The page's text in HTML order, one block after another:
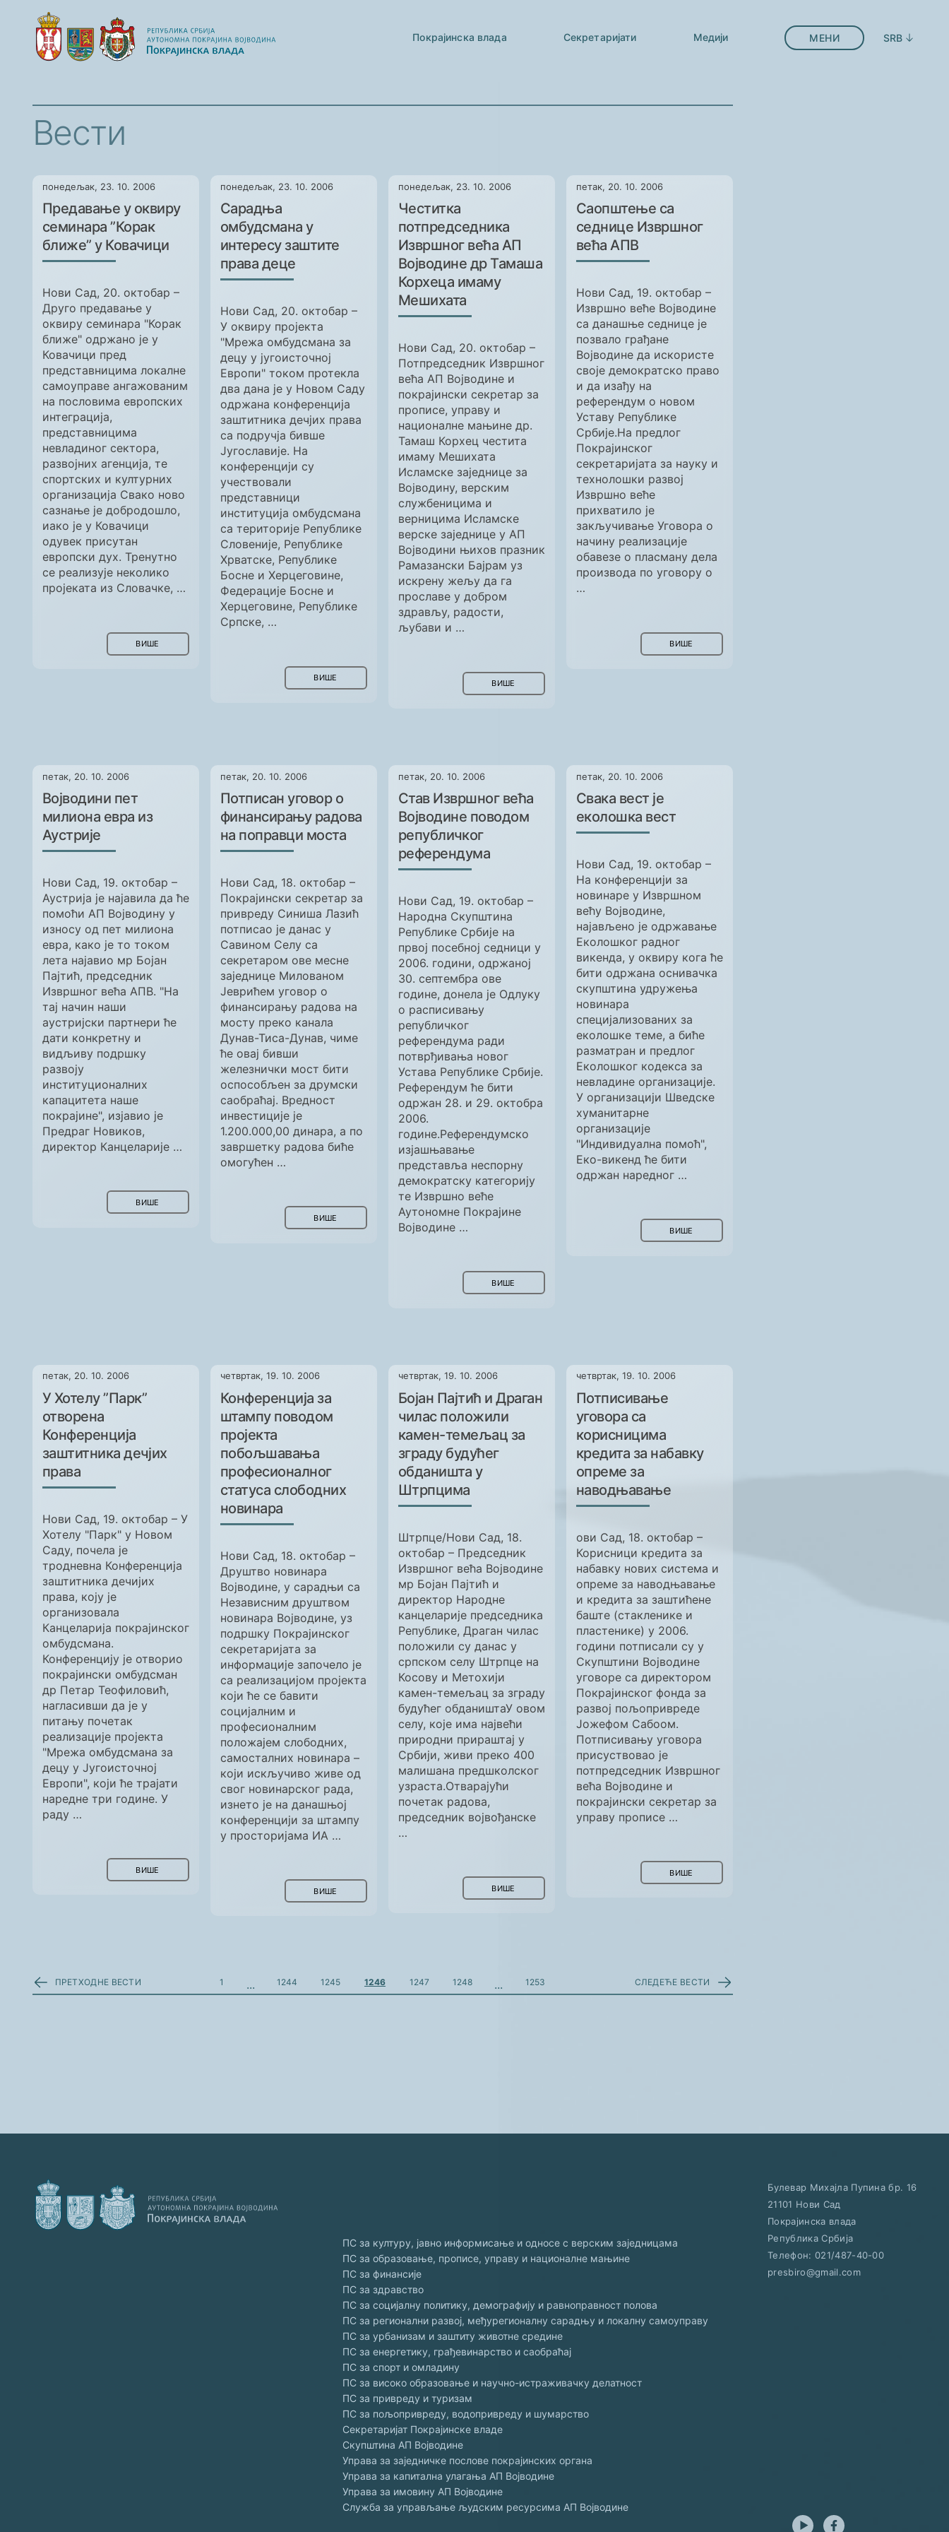
Покрајинска влада Секретаријати Медији МЕНИ SRB
Вести
понедељак, 23. 10. 2006
Предавање у оквиру
семинара ”Корак
ближе” у Ковачици
Нови Сад, 20. октобар –
Друго предавање у
оквиру семинара "Корак
ближе" одржано је у
Ковачици пред
представницима локалне
самоуправе ангажованим
на пословима европских
интеграција,
представницима
невладиног сектора,
развојних агенција, те
спортских и културних
организација Свако ново
сазнање је добродошло,
иако је у Ковачици
одувек присутан
европски дух. Тренутно
се реализује неколико
пројеката из Словачке, …
ВИШЕ
понедељак, 23. 10. 2006
Сарадња
омбудсмана у
интересу заштите
права деце
Нови Сад, 20. октобар –
У оквиру пројекта
"Мрежа омбудсмана за
децу у југоисточној
Европи" током протекла
два дана је у Новом Саду
одржана конференција
заштитника дечјих права
са подручја бивше
Југославије. На
конференцији су
учествовали
представници
институција омбудсмана
са територије Републике
Словеније, Републике
Хрватске, Републике
Босне и Херцеговине,
Федерације Босне и
Херцеговине, Републике
Српске, …
ВИШЕ
понедељак, 23. 10. 2006
Честитка
потпредседника
Извршног већа АП
Војводине др Тамаша
Корхеца имаму
Мешихата
Нови Сад, 20. октобар –
Потпредседник Извршног
већа АП Војводине и
покрајински секретар за
прописе, управу и
националне мањине др.
Тамаш Корхец честита
имаму Мешихата
Исламске заједнице за
Војводину, верским
службеницима и
верницима Исламске
верске заједнице у АП
Војводини њихов празник
Рамазански Бајрам уз
искрену жељу да га
прославе у добром
здрављу, радости,
љубави и …
ВИШЕ
петак, 20. 10. 2006
Саопштење са
седнице Извршног
већа АПВ
Нови Сад, 19. октобар –
Извршно веће Војводине
са данашње седнице је
позвало грађане
Војводине да искористе
своје демократско право
и да изађу на
референдум о новом
Уставу Републике
Србије.На предлог
Покрајинског
секретаријата за науку и
технолошки развој
Извршно веће
прихватило је
закључивање Уговора о
начину реализације
обавезе о пласману дела
производа по уговору о
…
ВИШЕ
петак, 20. 10. 2006
Војводини пет
милиона евра из
Аустрије
Нови Сад, 19. октобар –
Аустрија је најавила да ће
помоћи АП Војводину у
износу од пет милиона
евра, како је то током
лета најавио мр Бојан
Пајтић, председник
Извршног већа АПВ. "На
тај начин наши
аустријски партнери ће
дати конкретну и
видљиву подршку
развоју
институционалних
капацитета наше
покрајине", изјавио је
Предраг Новиков,
директор Канцеларије …
ВИШЕ
петак, 20. 10. 2006
Потписан уговор о
финансирању радова
на поправци моста
Нови Сад, 18. октобар –
Покрајински секретар за
привреду Синиша Лазић
потписао је данас у
Савином Селу са
секретаром ове месне
заједнице Милованом
Јеврићем уговор о
финансирању радова на
мосту преко канала
Дунав-Тиса-Дунав, чиме
ће овај бивши
железнички мост бити
оспособљен за друмски
саобраћај. Вредност
инвестиције је
1.200.000,00 динара, а по
завршетку радова биће
омогућен …
ВИШЕ
петак, 20. 10. 2006
Став Извршног већа
Војводине поводом
републичког
референдума
Нови Сад, 19. октобар –
Народна Скупштина
Републике Србије на
првој посебној седници у
2006. години, одржаној
30. септембра ове
године, донела је Одлуку
о расписивању
републичког
референдума ради
потврђивања новог
Устава Републике Србије.
Референдум ће бити
одржан 28. и 29. октобра
2006.
године.Референдумско
изјашњавање
представља неспорну
демократску категорију
те Извршно веће
Аутономне Покрајине
Војводине …
ВИШЕ
петак, 20. 10. 2006
Свака вест је
еколошка вест
Нови Сад, 19. октобар –
На конференцији за
новинаре у Извршном
већу Војводине,
најављено је одржавање
Еколошког радног
викенда, у оквиру кога ће
бити одржана оснивачка
скупштина удружења
новинара
специјализованих за
еколошке теме, а биће
разматран и предлог
Еколошког кодекса за
невладине организације.
У организацији Шведске
хуманитарне
организације
"Индивидуална помоћ",
Еко-викенд ће бити
одржан наредног …
ВИШЕ
петак, 20. 10. 2006
У Хотелу ”Парк”
отворена
Конференција
заштитника дечјих
права
Нови Сад, 19. октобар – У
Хотелу "Парк" у Новом
Саду, почела је
тродневна Конференција
заштитника дечијих
права, коју је
организовала
Канцеларија покрајинског
омбудсмана.
Конференцију је отворио
покрајински омбудсман
др Петар Теофиловић,
нагласивши да је у
питању почетак
реализације пројекта
"Мрежа омбудсмана за
децу у Југоисточној
Европи", који ће трајати
наредне три године. У
раду …
ВИШЕ
четвртак, 19. 10. 2006
Конференција за
штампу поводом
пројекта
побољшавања
професионалног
статуса слободних
новинара
Нови Сад, 18. октобар –
Друштво новинара
Војводине, у сарадњи са
Независним друштвом
новинара Војводине, уз
подршку Покрајинског
секретаријата за
информације започело је
са реализацијом пројекта
који ће се бавити
социјалним и
професионалним
положајем слободних,
самосталних новинара –
који искључиво живе од
свог новинарског рада,
изнето је на данашњој
конференцији за штампу
у просторијама ИА …
ВИШЕ
четвртак, 19. 10. 2006
Бојан Пајтић и Драган
чилас положили
камен-темељац за
зграду будућег
обданишта у
Штрпцима
Штрпце/Нови Сад, 18.
октобар – Председник
Извршног већа Војводине
мр Бојан Пајтић и
директор Народне
канцеларије председника
Републике, Драган чилас
положили су данас у
српском селу Штрпце на
Косову и Метохији
камен-темељац за зграду
будућег обдаништаУ овом
селу, које има највећи
природни прираштај у
Србији, живи преко 400
малишана предшколског
узраста.Отварајући
почетак радова,
председник војвођанске
…
ВИШЕ
четвртак, 19. 10. 2006
Потписивање
уговора са
корисницима
кредита за набавку
опреме за
наводњавање
ови Сад, 18. октобар –
Корисници кредита за
набавку нових система и
опреме за наводњавање
и кредита за заштићене
баште (стакленике и
пластенике) у 2006.
години потписали су у
Скупштини Војводине
уговоре са директором
Покрајинског фонда за
развој пољопривреде
Јожефом Сабоом.
Потписивању уговора
присуствовао је
потпредседник Извршног
већа Војводине и
покрајински секретар за
управу прописе …
ВИШЕ
ПРЕТХОДНЕ ВЕСТИ 1 ... 1244 1245 1246 1247 1248 ... 1253 СЛЕДЕЋЕ ВЕСТИ
ПС за културу, јавно информисање и односе с верским заједницама
ПС за образовање, прописе, управу и националне мањине
ПС за финансије
ПС за здравство
ПС за социјалну политику, демографију и равноправност полова
ПС за регионални развој, међурегионалну сарадњу и локалну самоуправу
ПС за урбанизам и заштиту животне средине
ПС за енергетику, грађевинарство и саобраћај
ПС за спорт и омладину
ПС за високо образовање и научно-истраживачку делатност
ПС за привреду и туризам
ПС за пољопривреду, водопривреду и шумарство
Секретаријат Покрајинске владе
Скупштина АП Војводине
Управа за заједничке послове покрајинских органа
Управа за капитална улагања АП Војводине
Управа за имовину АП Војводине
Служба за управљање људским ресурсима АП Војводине
Булевар Михајла Пупина бр. 16
21101 Нови Сад
Покрајинска влада
Република Србија
Телефон: 021/487-40-00
presbiro@gmail.com